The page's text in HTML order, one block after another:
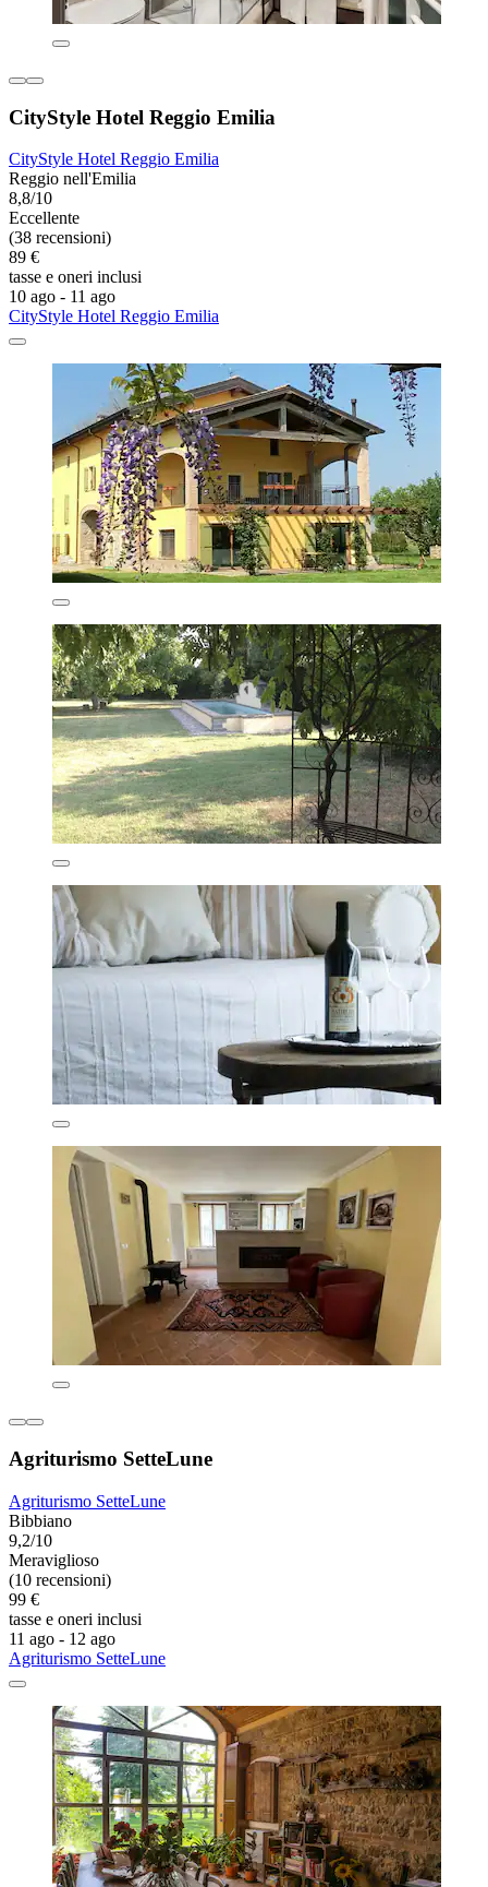
CityStyle Hotel Reggio Emilia
CityStyle Hotel Reggio Emilia
Reggio nell'Emilia
8,8/10
Eccellente
(38 recensioni)
89 €
tasse e oneri inclusi
10 ago - 11 ago
CityStyle Hotel Reggio Emilia
Agriturismo SetteLune
Agriturismo SetteLune
Bibbiano
9,2/10
Meraviglioso
(10 recensioni)
99 €
tasse e oneri inclusi
11 ago - 12 ago
Agriturismo SetteLune